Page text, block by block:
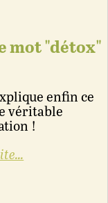
mot "détox"
enfin ce
véritable
!